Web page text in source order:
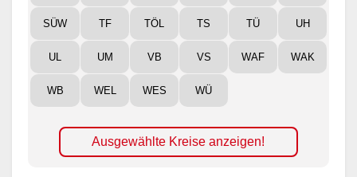
SÜW TF TÖL TS TÜ UH
UL UM VB VS WAF WAK
WB WEL WES WÜ
Ausgewählte Kreise anzeigen!